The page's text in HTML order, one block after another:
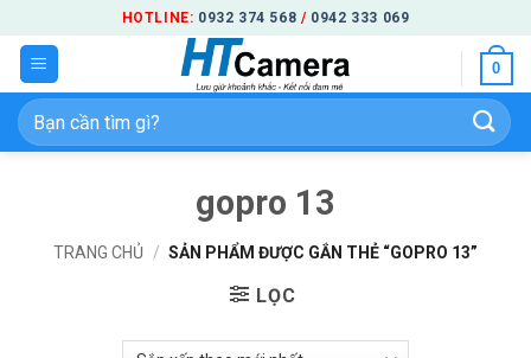
qua
nội
dung
HOTLINE: 0932 374 568 / 0942 333 069
0
Tìm
kiếm:
gopro 13
TRANG CHỦ / SẢN PHẨM ĐƯỢC GẮN THẺ “GOPRO 13”
LỌC